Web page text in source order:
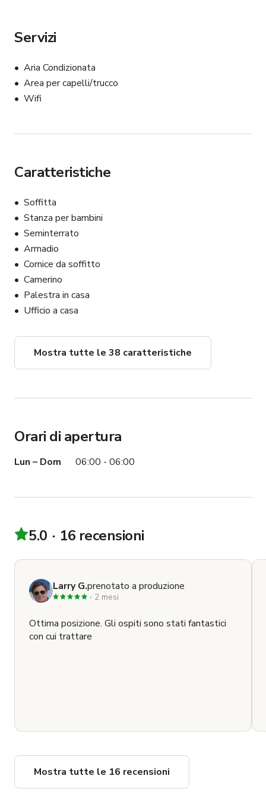
possiamo nascondere tutti gli oggetti personali. Il resto
nessun oggetto personale. **
Servizi
Aria Condizionata
Area per capelli/trucco
Wifi
Caratteristiche
Soffitta
Stanza per bambini
Seminterrato
Armadio
Cornice da soffitto
Camerino
Palestra in casa
Ufficio a casa
Mostra tutte le 38 caratteristiche
Orari di apertura
Lun – Dom 06:00 - 06:00
5.0 16 recensioni
Larry G.prenotato a produzione
2 mesi
Ottima posizione. Gli ospiti sono stati fantastici
con cui trattare
Mostra tutte le 16 recensioni